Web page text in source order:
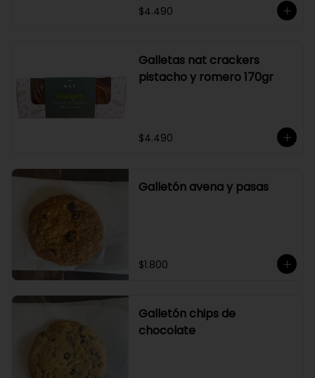
$4.490
Galletas nat crackers
pistacho y romero 170gr
$4.490
Galletón avena y pasas
$1.800
Galletón chips de
chocolate